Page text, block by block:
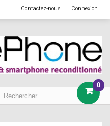
Connexion
Contactez-nous
0